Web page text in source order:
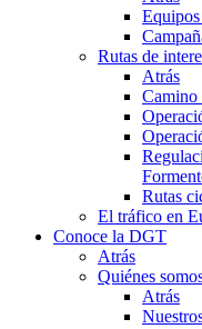
Rutas de
Atrás
Camino
Rutas
El tráfico en
Conoce la DGT
Atrás
Quiénes
Atrás